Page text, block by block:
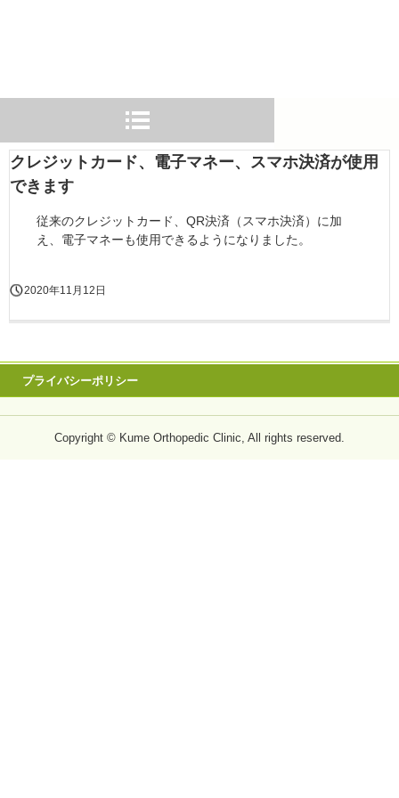
クレジットカード、電子マネー、スマホ決済が使用
できます
従来のクレジットカード、QR決済（スマホ決済）に加
え、電子マネーも使用できるようになりました。
2020年11月12日
プライバシーポリシー
Copyright © Kume Orthopedic Clinic, All rights reserved.